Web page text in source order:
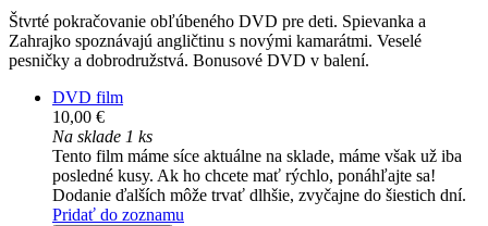
Štvrté pokračovanie obľúbeného DVD pre deti. Spievanka a
Zahrajko spoznávajú angličtinu s novými kamarátmi. Veselé
pesničky a dobrodružstvá. Bonusové DVD v balení.
DVD film
10,00 €
Na sklade 1 ks
Tento film máme síce aktuálne na sklade, máme však už iba
posledné kusy. Ak ho chcete mať rýchlo, ponáhľajte sa!
Dodanie ďalších môže trvať dlhšie, zvyčajne do šiestich dní.
Pridať do zoznamu